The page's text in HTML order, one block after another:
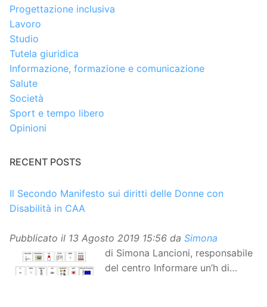
Progettazione inclusiva
Lavoro
Studio
Tutela giuridica
Informazione, formazione e comunicazione
Salute
Società
Sport e tempo libero
Opinioni
RECENT POSTS
Il Secondo Manifesto sui diritti delle Donne con
Disabilità in CAA
Pubblicato il 13 Agosto 2019 15:56 da Simona
di Simona Lancioni, responsabile
del centro Informare un’h di